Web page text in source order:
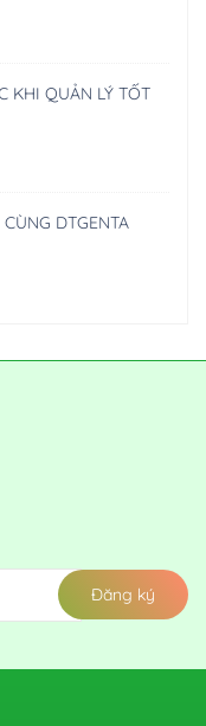
KHI QUẢN LÝ TỐT
DTGENTA
Đăng ký